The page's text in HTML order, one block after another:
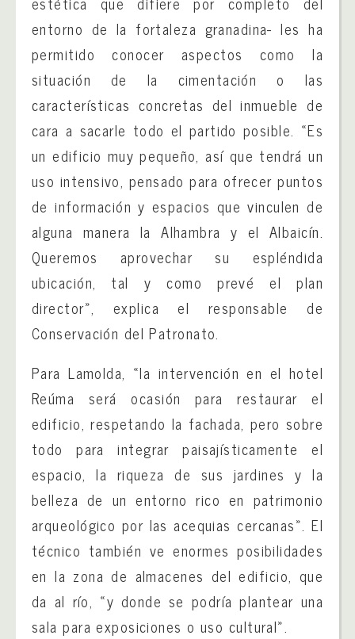
entorno de la fortaleza granadina- les ha
permitido conocer aspectos como la
situación de la cimentación o las
características concretas del inmueble de
cara a sacarle todo el partido posible. «Es
un edificio muy pequeño, así que tendrá un
uso intensivo, pensado para ofrecer puntos
de información y espacios que vinculen de
alguna manera la Alhambra y el Albaicín.
Queremos aprovechar su espléndida
ubicación, tal y como prevé el plan
director», explica el responsable de
Conservación del Patronato.
Para Lamolda, «la intervención en el hotel
Reúma será ocasión para restaurar el
edificio, respetando la fachada, pero sobre
todo para integrar paisajísticamente el
espacio, la riqueza de sus jardines y la
belleza de un entorno rico en patrimonio
arqueológico por las acequias cercanas». El
técnico también ve enormes posibilidades
en la zona de almacenes del edificio, que
da al río, «y donde se podría plantear una
sala para exposiciones o uso cultural».